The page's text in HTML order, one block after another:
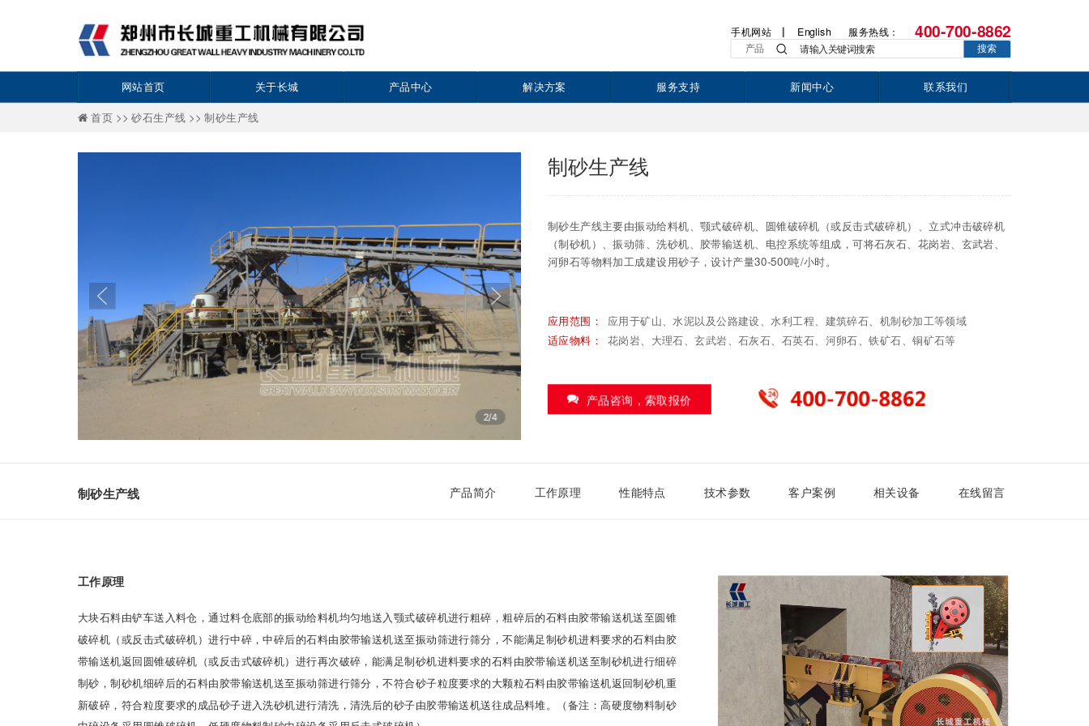
产品 搜索
手机网站 服务热线：
English 400-700-8862
网站首页 关于长城 产品中心 解决方案 服务支持 新闻中心 联系我们
首页 >>砂石生产线 >>制砂生产线
制砂生产线
制砂生产线主要由振动给料机、颚式破碎机、圆锥破碎机（或反击式破碎机）、立式冲击破碎机
（制砂机）、振动筛、洗砂机、胶带输送机、电控系统等组成，可将石灰石、花岗岩、玄武岩、
河卵石等物料加工成建设用砂子，设计产量30-500吨/小时。
应用于矿山、水泥以及公路建设、水利工程、建筑碎石、机制砂加工等领域
花岗岩、大理石、玄武岩、石灰石、石英石、河卵石、铁矿石、铜矿石等
应用范围：
适应物料：
产品咨询，索取报价
2/4
制砂生产线 工作原理
产品简介 性能特点 技术参数 客户案例 相关设备 在线留言
大块石料由铲车送入料仓，通过料仓底部的振动给料机均匀地送入颚式破碎机进行粗碎，粗碎后的石料由胶带输送机送至圆锥
破碎机（或反击式破碎机）进行中碎，中碎后的石料由胶带输送机送至振动筛进行筛分，不能满足制砂机进料要求的石料由胶
带输送机返回圆锥破碎机（或反击式破碎机）进行再次破碎，能满足制砂机进料要求的石料由胶带输送机送至制砂机进行细碎
制砂，制砂机细碎后的石料由胶带输送机送至振动筛进行筛分，不符合砂子粒度要求的大颗粒石料由胶带输送机返回制砂机重
新破碎，符合粒度要求的成品砂子进入洗砂机进行清洗，清洗后的砂子由胶带输送机送往成品料堆。（备注：高硬度物料制砂
工作原理